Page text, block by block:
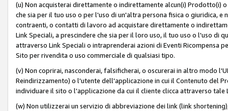
(u) Non acquisterai direttamente o indirettamente alcun(i) Prodotto(i)
che sia per il tuo uso o per l'uso di un'altra persona fisica o giuridica,
contraenti, o contatti di lavoro ad acquistare direttamente o
Link Speciali, a prescindere che sia per il loro uso, il tuo uso o l'uso di
attraverso Link Speciali o intraprenderai azioni di Eventi
Sito per rivendita o uso commerciale di qualsiasi tipo.
(v) Non coprirai, nasconderai, falsificherai, o oscurerai in altro modo
Reindirizzamento) o l'utente dell'applicazione in cui il Contenuto del
individuare il sito o l'applicazione da cui il cliente clicca attraverso tale
(w) Non utilizzerai un servizio di abbreviazione dei link (link